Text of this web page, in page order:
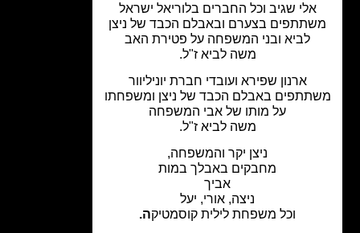
אלי שגיב וכל החברים בלוריאל ישראל
בצערם ובאבלם הכבד של ניצן
לביא ובני המשפחה על פטירת האב
משה לביא ז"ל.
ארנון שפירא ועובדי חברת יוניליוור
באבלם הכבד שלניצן ומשפחתו
על מותו של אבי המשפחה
משה לביא ז"ל.
ניצן יקר והמשפחה,
מחבקים באבלך במות
ניצה, אורי, יעל
וכל משפחת לילית קוסמטיקה.